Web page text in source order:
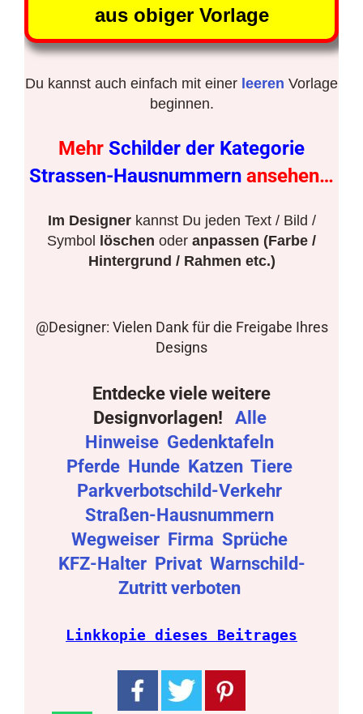
aus obiger Vorlage
Du kannst auch einfach mit einer leeren Vorlage
beginnen.
Mehr Schilder der Kategorie
Strassen-Hausnummern ansehen…
Im Designerkannst Du jeden Text / Bild /
Symbol
löschen oder anpassen (Farbe /
Hintergrund / Rahmen etc.)
@Designer: Vielen Dank für die Freigabe Ihres
Designs
Entdecke viele weitere
Designvorlagen!
Alle
Hinweise Gedenktafeln
Pferde Hunde Katzen Tiere
Parkverbotschild-Verkehr
Straßen-Hausnummern
Wegweiser Firma Sprüche
KFZ-Halter Privat Warnschild-
Zutritt verboten
Linkkopie dieses Beitrages